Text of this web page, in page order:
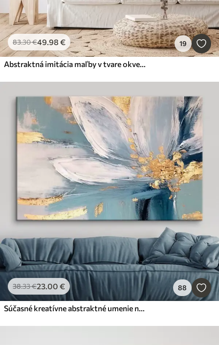
83.30€49.98 € 19
Abstraktná imitácia maľby v tvare okvetných lístkov
38.33€23.00 € 88
Súčasné kreatívne abstraktné umenie na stenu